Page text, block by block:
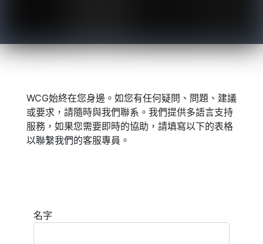
WCG始終在您身邊。如您有任何疑問、問題、建議
或要求，請隨時與我們聯系。我們提供多語言支持
服務，如果您需要即時的協助，請填寫以下的表格
以聯繫我們的客服專員。
名字